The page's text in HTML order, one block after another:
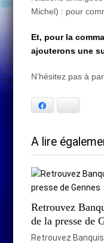
Michel) : pour
Et, pour la
ajouterons une
N’hésitez pas à
A lire
Retrouvez
de la presse de
Retrouvez